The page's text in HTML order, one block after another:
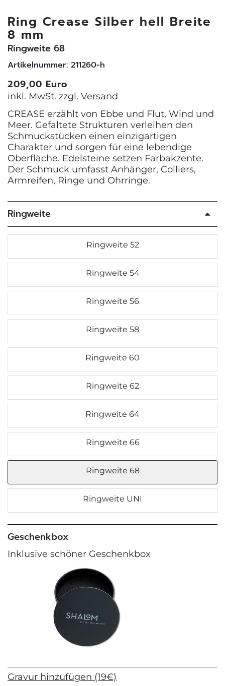
Ring Crease Silber hell Breite
8 mm
Ringweite 68
Artikelnummer: 211260-h
209,00 Euro
inkl. MwSt. zzgl. Versand
CREASE erzählt von Ebbe und Flut, Wind und
Meer. Gefaltete Strukturen verleihen den
Schmuckstücken einen einzigartigen
Charakter und sorgen für eine lebendige
Oberfläche. Edelsteine setzen Farbakzente.
Der Schmuck umfasst Anhänger, Colliers,
Armreifen, Ringe und Ohrringe.
Ringweite
Ringweite 52
Ringweite 54
Ringweite 56
Ringweite 58
Ringweite 60
Ringweite 62
Ringweite 64
Ringweite 66
Ringweite 68
Ringweite UNI
Geschenkbox
Inklusive schöner Geschenkbox
Gravur hinzufügen (19€)